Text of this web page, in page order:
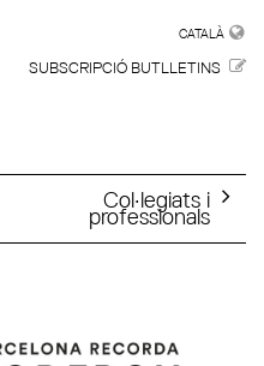
CATALÀ
SUBSCRIPCIÓ BUTLLETINS
Col·legiats i
professionals